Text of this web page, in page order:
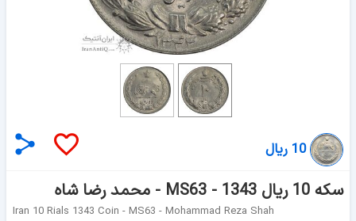
10 ریال
سکه 10 ریال 1343 - MS63 - محمد رضا شاه
Iran 10 Rials 1343 Coin - MS63 - Mohammad Reza Shah